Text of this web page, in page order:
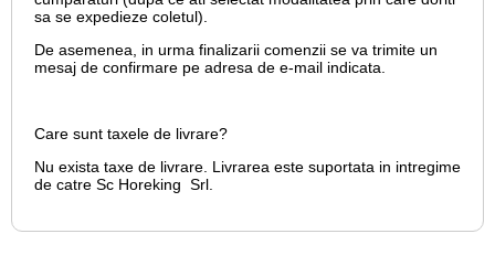
sa se expedieze coletul).
De asemenea, in urma finalizarii comenzii se va trimite un
mesaj de confirmare pe adresa de e-mail indicata.
Care sunt taxele de livrare?
Nu exista taxe de livrare. Livrarea este suportata in intregime
de catre Sc Horeking Srl.